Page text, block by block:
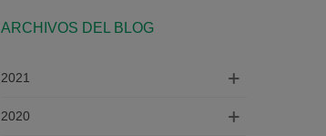
ARCHIVOS DEL BLOG
2021
2020